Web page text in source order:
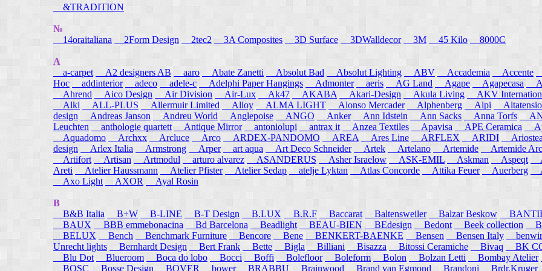
&TRADITION
№
14oraitaliana
2Form Design 2tec2 3A Composites 3D Surface 3DWalldecor 3M 45 Kilo 8000C
A
a-carpet
A2 designers AB aaro Abate Zanetti Absolut Bad Absolut Lighting ABV Accademia Accente
Hoc
addinterior adeco adele-c Adelphi Paper Hangings Admonter aeris AG Land Agape Agapecasa
Ahrend
Aico Design Air Division Air-Lux Ak47 AKABA Akari-Design Akula Living
AKV
Alki
ALL-PLUS Allermuir Limited Alloy ALMA LIGHT Alonso Mercader Alphenberg Alpi
design
Andreas Janson Andreu World Anglepoise ANGO Anker Ann Idstein Ann Sacks Anna Torfs
Leuchten
anthologie quartett Antique Mirror antoniolupi antrax it Anzea Textiles Apavisa APE Ceramica
Aquadomo
Archxx Arcluce Arco ARDEX-PANDOMO AREA Ares Line ARFLEX ARIDI
design
Arlex Italia Armstrong Arper art aqua Art Deco Schneider Artek Artelano Artemide
Artemide
Artifort
Artisan Artmodul arturo alvarez ASANDERUS Asher Israelow ASK-EMIL Askman Aspeqt
Areti
Atelier Haussmann Atelier Pfister Atelier Sedap atelje Lyktan Atlas Concorde Attika Feuer Auerberg
Axo Light
AXOR Ayal Rosin
B
B&B Italia
B+W B-LINE B-T Design B.LUX B.R.F Baccarat Baltensweiler Balzar Beskow
BAUX
BBB emmebonacina Bd Barcelona Beadlight BEAU-BIEN BEdesign Bedont Beek collection
BELUX
Bench Benchmark Furniture Bencore Bene BENKERT-BAENKE Bensen Bensen Italy
Unrecht lights
Bernhardt Design Bert Frank Bette Bigla Billiani Bisazza Bitossi Ceramiche Bivaq
BK
Blu Dot
Blueroom Boca do lobo Bocci Boffi Bolefloor Boleform Bolon Bolzan Letti Bombay Atelier
BOSC Bosse Design BOVER bower BRABBU Brainwood Brand van Egmond Brandoni Brdr.Kruger